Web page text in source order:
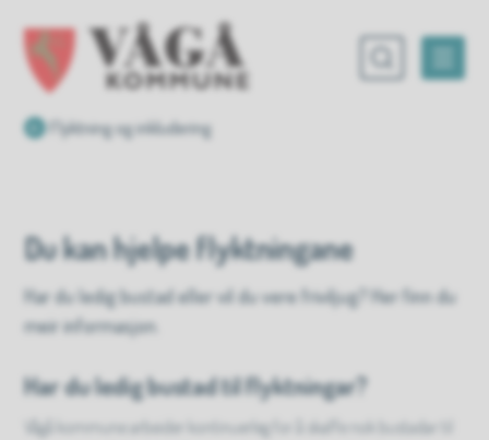
Du er her:Flyktning og inkludering
Du kan hjelpe flyktningane
Har du ledig bustad eller vil du vere friviljug? Her finn du
meir informasjon.
Har du ledig bustad til flyktningar?
Vågå kommune arbeider kontinuerleg for å skaffe nok bustadar til